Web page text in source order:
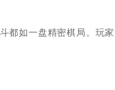
都如一盘精密棋局。玩